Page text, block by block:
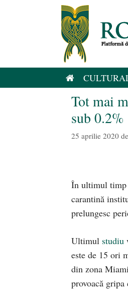
Tot mai
sub 0.2%
25 aprilie 2020 de
În ultimul timp
carantină
prelungesc
Ultimul studiu
este de 15 ori
din zona
provoacă